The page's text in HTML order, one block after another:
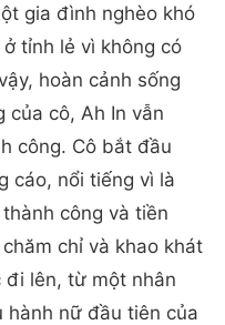
gia đình nghèo khó
tỉnh lẻ vì không có
hoàn cảnh sống
của cô, Ah In vẫn
công. Cô bắt đầu
cáo, nổi tiếng vì là
công và tiền
chỉ và khao khát
đi lên, từ một nhân
nữ đầu tiên của